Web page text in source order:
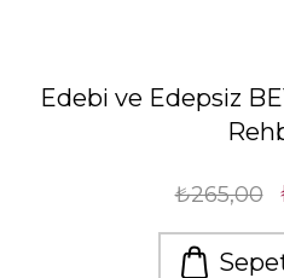
Edebi ve Edepsiz
₺265,00